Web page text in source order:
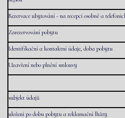
Rezervace ubytování - na recepci osobně a
Zarezervování pobytu
Identifikační a kontaktní údaje, doba pobytu
Uzavření nebo plnění smlouvy
subjekt údajů
uložení po dobu pobytu a reklamační lhůty